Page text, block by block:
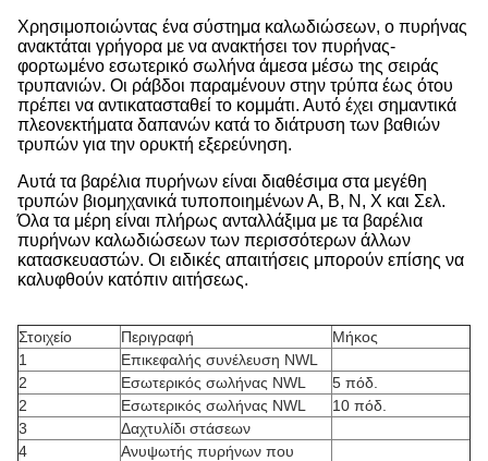
Χρησιμοποιώντας ένα σύστημα καλωδιώσεων, ο πυρήνας
ανακτάται γρήγορα με να ανακτήσει τον πυρήνας-
φορτωμένο εσωτερικό σωλήνα άμεσα μέσω της σειράς
τρυπανιών. Οι ράβδοι παραμένουν στην τρύπα έως ότου
πρέπει να αντικατασταθεί το κομμάτι. Αυτό έχει σημαντικά
πλεονεκτήματα δαπανών κατά το διάτρυση των βαθιών
τρυπών για την ορυκτή εξερεύνηση.
Αυτά τα βαρέλια πυρήνων είναι διαθέσιμα στα μεγέθη
τρυπών βιομηχανικά τυποποιημένων Α, Β, Ν, Χ και Σελ.
Όλα τα μέρη είναι πλήρως ανταλλάξιμα με τα βαρέλια
πυρήνων καλωδιώσεων των περισσότερων άλλων
κατασκευαστών. Οι ειδικές απαιτήσεις μπορούν επίσης να
καλυφθούν κατόπιν αιτήσεως.
Στοιχείο Περιγραφή
Μήκος
1
Επικεφαλής συνέλευση NWL
2
Εσωτερικός σωλήνας NWL
5 πόδ.
2
Εσωτερικός σωλήνας NWL
10 πόδ.
3
Δαχτυλίδι στάσεων
4
Ανυψωτής πυρήνων που